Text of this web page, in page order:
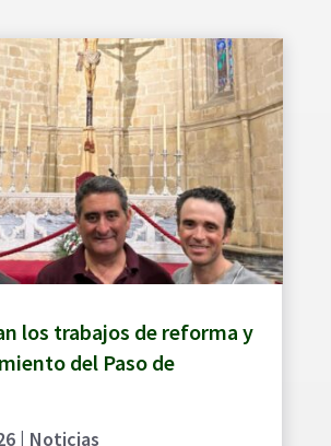
los trabajos de reforma y
del Paso de
| Noticias